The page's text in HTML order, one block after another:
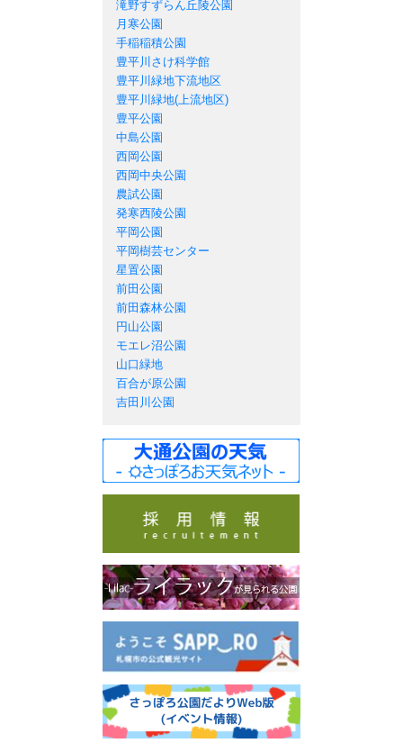
滝野すずらん丘陵公園
月寒公園
手稲稲積公園
豊平川さけ科学館
豊平川緑地下流地区
豊平川緑地(上流地区)
豊平公園
中島公園
西岡公園
西岡中央公園
農試公園
発寒西陵公園
平岡公園
平岡樹芸センター
星置公園
前田公園
前田森林公園
円山公園
モエレ沼公園
山口緑地
百合が原公園
吉田川公園